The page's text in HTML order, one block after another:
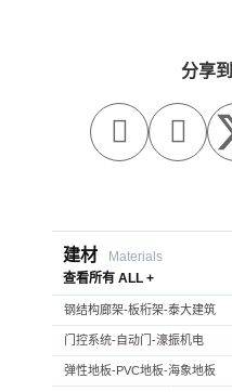
分享到
 
建材
Materials
查看所有 ALL +
钢结构廊架-板桁架-泰大建筑
门控系统-自动门-濠振机电
弹性地板-PVC地板-海象地板